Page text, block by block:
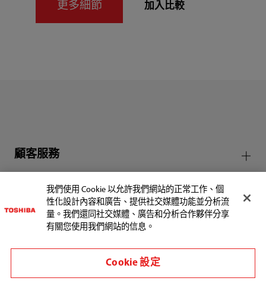
更多細節 加入比較
顧客服務
使用規範
我們使用 Cookie 以允許我們網站的正常工作、個
性化設計內容和廣告、提供社交媒體功能並分析流
量。我們還同社交媒體、廣告和分析合作夥伴分享
有關您使用我們網站的信息。
Cookie 設定